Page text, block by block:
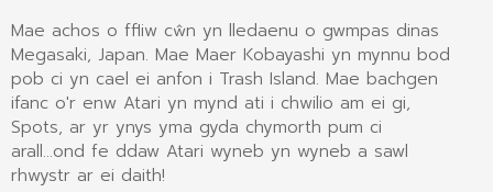
Mae achos o ffliw cŵn yn lledaenu o gwmpas dinas
Megasaki, Japan. Mae Maer Kobayashi yn mynnu bod
pob ci yn cael ei anfon i Trash Island. Mae bachgen
ifanc o'r enw Atari yn mynd ati i chwilio am ei gi,
Spots, ar yr ynys yma gyda chymorth pum ci
arall...ond fe ddaw Atari wyneb yn wyneb a sawl
rhwystr ar ei daith!